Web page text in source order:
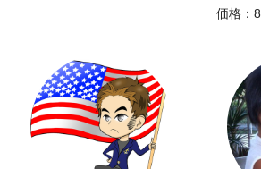
価格：